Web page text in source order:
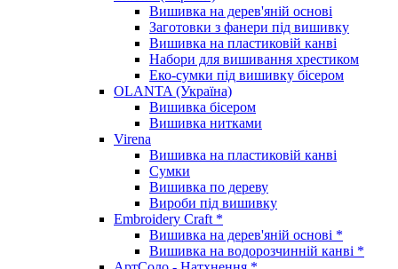
Вишивка на дерев'яній основі
Заготовки з фанери під вишивку
Вишивка на пластиковій канві
Набори для вишивання хрестиком
Еко-сумки під вишивку бісером
OLANTA (Україна)
Вишивка бісером
Вишивка нитками
Virena
Вишивка на пластиковій канві
Сумки
Вишивка по дереву
Вироби під вишивку
Embroidery Craft *
Вишивка на дерев'яній основі *
Вишивка на водорозчинній канві *